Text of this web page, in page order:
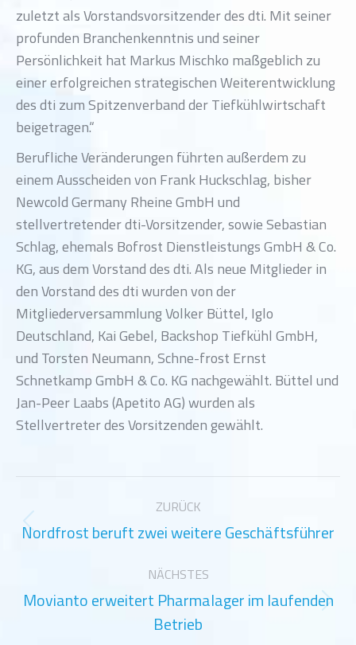
zuletzt als Vorstandsvorsitzender des dti. Mit seiner
profunden Branchenkenntnis und seiner
Persönlichkeit hat Markus Mischko maßgeblich zu
einer erfolgreichen strategischen Weiterentwicklung
des dti zum Spitzenverband der Tiefkühlwirtschaft
beigetragen.“
Berufliche Veränderungen führten außerdem zu
einem Ausscheiden von Frank Huckschlag, bisher
Newcold Germany Rheine GmbH und
stellvertretender dti-Vorsitzender, sowie Sebastian
Schlag, ehemals Bofrost Dienstleistungs GmbH & Co.
KG, aus dem Vorstand des dti. Als neue Mitglieder in
den Vorstand des dti wurden von der
Mitgliederversammlung Volker Büttel, Iglo
Deutschland, Kai Gebel, Backshop Tiefkühl GmbH,
und Torsten Neumann, Schne-frost Ernst
Schnetkamp GmbH & Co. KG nachgewählt. Büttel und
Jan-Peer Laabs (Apetito AG) wurden als
Stellvertreter des Vorsitzenden gewählt.
Kommentarnavigation
ZURÜCK
Vorheriger
Nordfrost beruft zwei weitere Geschäftsführer
NÄCHSTES
Nächster
Beitrag:
Movianto erweitert Pharmalager im laufenden
Betrieb